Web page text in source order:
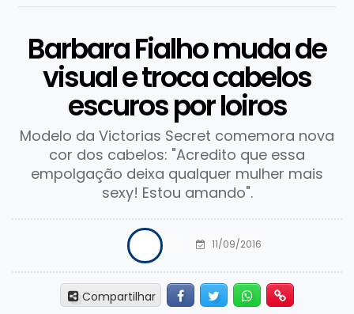
Barbara Fialho muda de
visual e troca cabelos
escuros por loiros
Modelo da Victorias Secret comemora nova
cor dos cabelos: "Acredito que essa
empolgação deixa qualquer mulher mais
sexy! Estou amando".
11/09/2016
Compartilhar FacebookTwitter Whatsapp